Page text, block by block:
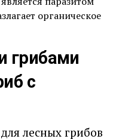
органическое
грибами
с
лесных грибов